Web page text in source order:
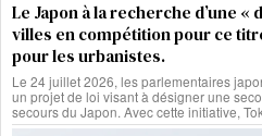
Le Japon à la recherche d’une «
villes en compétition pour ce
pour les urbanistes.
Le 24 juillet 2026, les parlementaires
un projet de loi visant à désigner une
secours du Japon. Avec cette initiative,